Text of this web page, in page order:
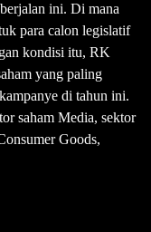
ini. Di mana
para calon legislatif
kondisi itu, RK
yang paling
di tahun ini.
saham Media, sektor
Goods,